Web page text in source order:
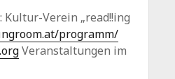
Verein „read!!ing
programm/
Veranstaltungen im